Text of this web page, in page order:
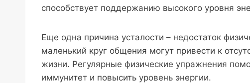
способствует поддержанию высокого уровня
Еще одна причина усталости – недостаток
маленький круг общения могут привести к
жизни. Регулярные физические упражнения
иммунитет и повысить уровень энергии.